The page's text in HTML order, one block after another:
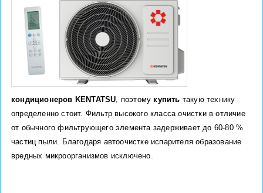
кондиционеров KENTATSU, поэтомукупить такую технику
определенно стоит. Фильтр высокого класса очистки в отличие
от обычного фильтрующего элемента задерживает до 60-80 %
частиц пыли. Благодаря автоочистке испарителя образование
вредных микроорганизмов исключено.